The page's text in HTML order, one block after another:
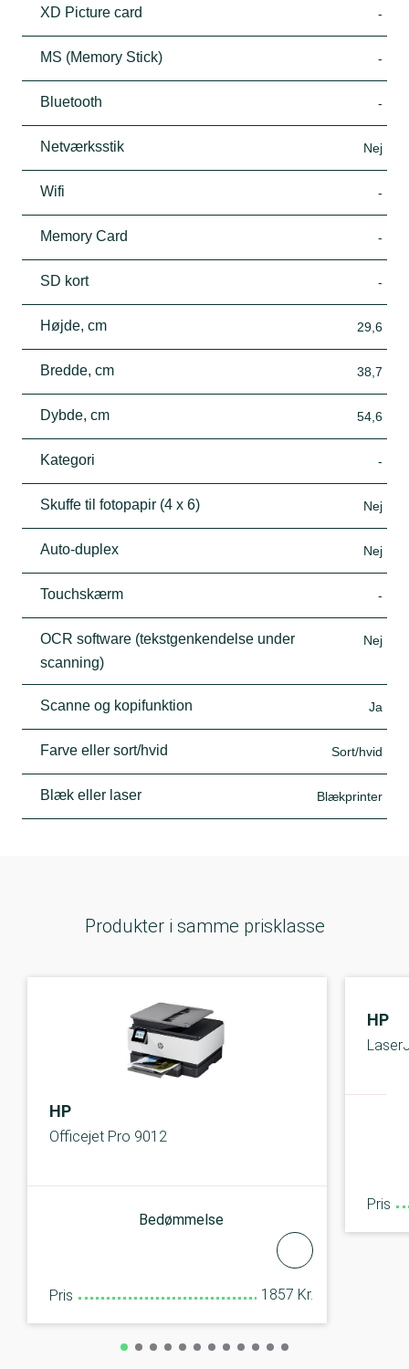
XD Picture card -
MS (Memory Stick) -
Bluetooth -
Netværksstik Nej
Wifi -
Memory Card -
SD kort -
Højde, cm 29,6
Bredde, cm 38,7
Dybde, cm 54,6
Kategori -
Skuffe til fotopapir (4 x 6) Nej
Auto-duplex Nej
Touchskærm -
OCR software (tekstgenkendelse under
scanning)
Nej
Scanne og kopifunktion Ja
Farve eller sort/hvid Sort/hvid
Blæk eller laser Blækprinter
Produkter i samme prisklasse
HP
Officejet Pro 9012
Bedømmelse
Pris 1857 Kr.
HP
Pris